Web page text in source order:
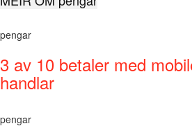
pengar
3 av 10 betaler med
handlar
pengar